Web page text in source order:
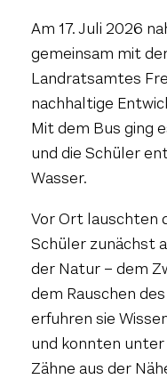
Am 17. Juli 2026
gemeinsam mit
Landratsamtes
nachhaltige
Mit dem Bus ging
und die Schüler
Wasser.
Vor Ort lauschten
Schüler zunächst
der Natur – dem
dem Rauschen
erfuhren sie
und konnten unter
Zähne aus der